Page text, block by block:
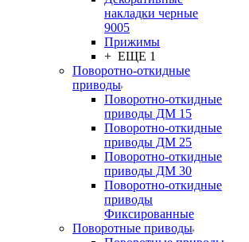
накладки черные
9005
Прижимы
+ ЕЩЕ 1
Поворотно-откидные
приводы
Поворотно-откидные
приводы ДМ 15
Поворотно-откидные
приводы ДМ 25
Поворотно-откидные
приводы ДМ 30
Поворотно-откидные
приводы
Фиксированные
Поворотные приводы